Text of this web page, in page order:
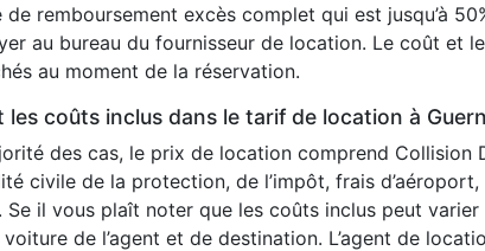
de remboursement excès complet qui est jusqu’à
au bureau du fournisseur de location. Le coût et
au moment de la réservation.
les coûts inclus dans le tarif de location à
des cas, le prix de location comprend Collision
civile de la protection, de l’impôt, frais
Se il vous plaît noter que les coûts inclus peut
de l’agent et de destination. L’agent de